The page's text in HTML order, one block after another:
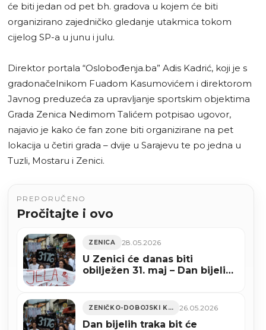
će biti jedan od pet bh. gradova u kojem će biti
organizirano zajedničko gledanje utakmica tokom
cijelog SP-a u junu i julu.
Direktor portala “Oslobođenja.ba” Adis Kadrić, koji je s
gradonačelnikom Fuadom Kasumovićem i direktorom
Javnog preduzeća za upravljanje sportskim objektima
Grada Zenica Nedimom Talićem potpisao ugovor,
najavio je kako će fan zone biti organizirane na pet
lokacija u četiri grada – dvije u Sarajevu te po jedna u
Tuzli, Mostaru i Zenici.
PREPORUČENO
Pročitajte i ovo
ZENICA 28.05.2026
U Zenici će danas biti
obilježen 31. maj – Dan bijelih
ZENIČKO-DOBOJSKI KANTON 26.05.2026
Dan bijelih traka bit će